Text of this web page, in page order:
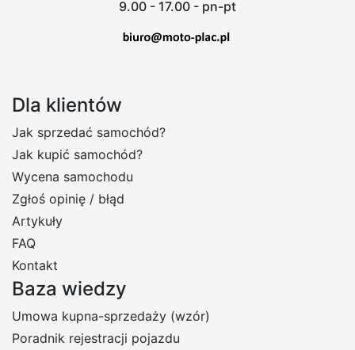
9.00 - 17.00 - pn-pt
Dla klientów
Jak sprzedać samochód?
Jak kupić samochód?
Wycena samochodu
Zgłoś opinię / błąd
Artykuły
FAQ
Kontakt
Baza wiedzy
Umowa kupna-sprzedaży (wzór)
Poradnik rejestracji pojazdu